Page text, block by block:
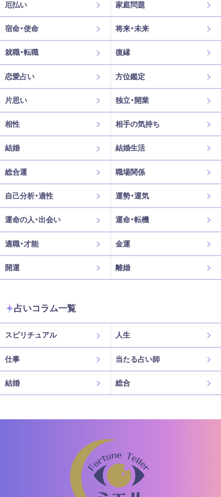
厄払い 家庭問題
宿命・使命 将来・未来
就職・転職 復縁
恋愛占い 方位鑑定
片思い 独立・開業
相性 相手の気持ち
結婚 結婚生活
総合運 職場関係
自己分析・適性 運勢・運気
運命の人・出会い 運命・転機
適職・才能 金運
開運 離婚
占いコラム一覧
スピリチュアル 人生
仕事 当たる占い師
結婚 総合